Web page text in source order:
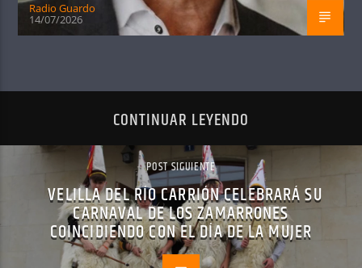
Radio Guardo
14/07/2026
CONTINUAR LEYENDO
POST SIGUIENTE
VELILLA DEL RÍO CARRIÓN CELEBRARÁ SU
CARNAVAL DE LOS ZAMARRONES
COINCIDIENDO CON EL DÍA DE LA MUJER